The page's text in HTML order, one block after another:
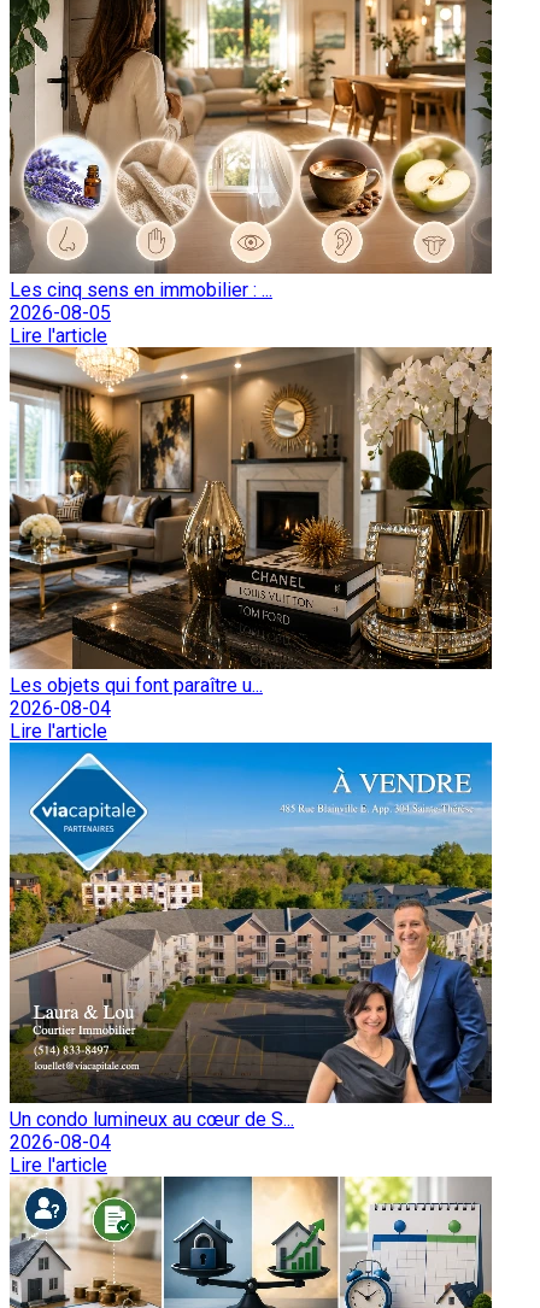
Les cinq sens en immobilier : ...
2026-08-05
Lire l'article
Les objets qui font paraître u...
2026-08-04
Lire l'article
Un condo lumineux au cœur de S...
2026-08-04
Lire l'article